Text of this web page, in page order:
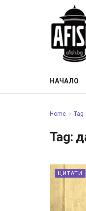
НАЧАЛО
Home Tag
Tag:
ЦИТАТИ